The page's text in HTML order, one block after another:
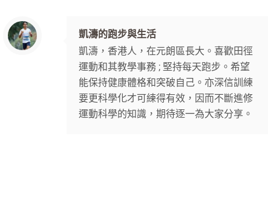
凱濤的跑步與生活
凱濤，香港人，在元朗區長大。喜歡田徑
運動和其教學事務 ; 堅持每天跑步。希望
能保持健康體格和突破自己。亦深信訓練
要更科學化才可練得有效，因而不斷進修
運動科學的知識，期待逐一為大家分享。